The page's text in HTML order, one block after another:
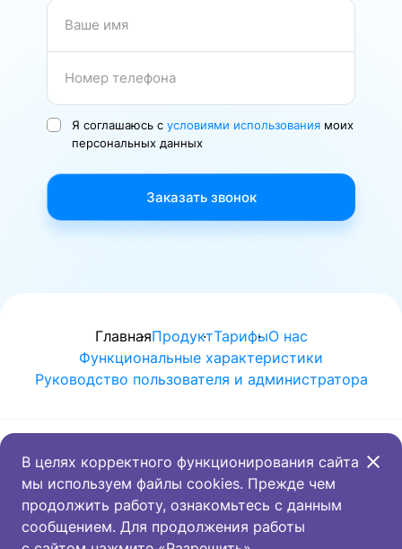
Ваше имя
Номер телефона
Я соглашаюсь с условиями использования моих
персональных данных
Заказать звонок
ГлавнаяПродукт
Руководство пользователя и администратора
ТарифыО нас
Функциональные характеристики
+7 910 454-18-07
Написать
info@crowd-s.com
В целях корректного функционирования сайта
мы используем файлы cookies. Прежде чем
продолжить работу, ознакомьтесь с данным
сообщением. Для продолжения работы